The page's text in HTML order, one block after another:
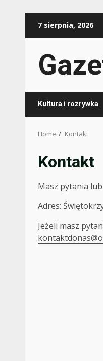
7 sierpnia, 2026
Kultura i rozrywka
Home Kontakt
Kontakt
Masz pytania
Adres:
Jeżeli masz